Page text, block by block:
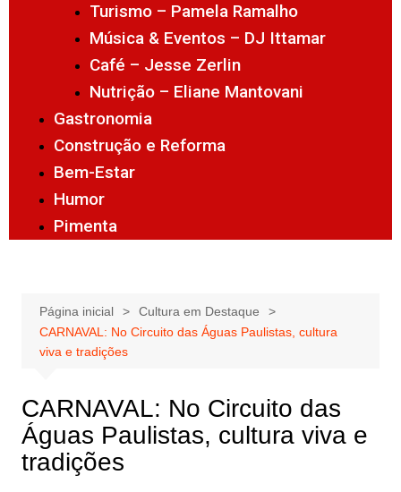
Turismo – Pamela Ramalho
Música & Eventos – DJ Ittamar
Café – Jesse Zerlin
Nutrição – Eliane Mantovani
Gastronomia
Construção e Reforma
Bem-Estar
Humor
Pimenta
Página inicial
Cultura em Destaque
CARNAVAL: No Circuito das Águas Paulistas, cultura
viva e tradições
CARNAVAL: No Circuito das
Águas Paulistas, cultura viva e
tradições